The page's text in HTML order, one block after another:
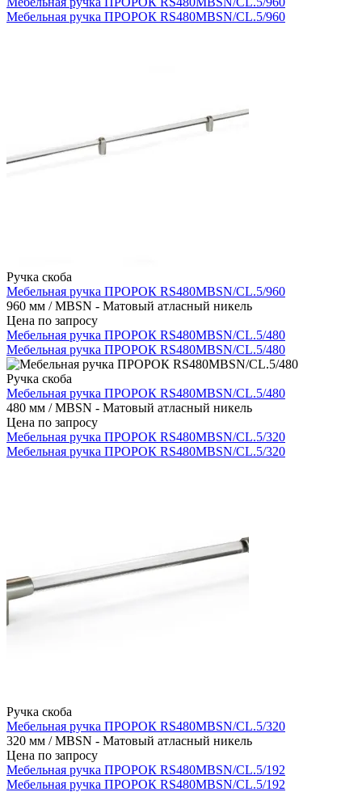
Мебельная ручка ПРОРОК RS480MBSN/CL.5/960
Ручка скоба
Мебельная ручка ПРОРОК RS480MBSN/CL.5/960
960 мм / MBSN - Матовый атласный никель
Цена по запросу
Мебельная ручка ПРОРОК RS480MBSN/CL.5/480
Мебельная ручка ПРОРОК RS480MBSN/CL.5/480
Ручка скоба
Мебельная ручка ПРОРОК RS480MBSN/CL.5/480
480 мм / MBSN - Матовый атласный никель
Цена по запросу
Мебельная ручка ПРОРОК RS480MBSN/CL.5/320
Мебельная ручка ПРОРОК RS480MBSN/CL.5/320
Ручка скоба
Мебельная ручка ПРОРОК RS480MBSN/CL.5/320
320 мм / MBSN - Матовый атласный никель
Цена по запросу
Мебельная ручка ПРОРОК RS480MBSN/CL.5/192
Мебельная ручка ПРОРОК RS480MBSN/CL.5/192